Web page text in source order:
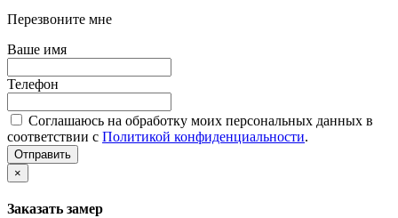
Перезвоните мне
Ваше имя
Телефон
Соглашаюсь на обработку моих персональных данных в
соответствии с Политикой конфиденциальности.
Отправить
×
Заказать замер